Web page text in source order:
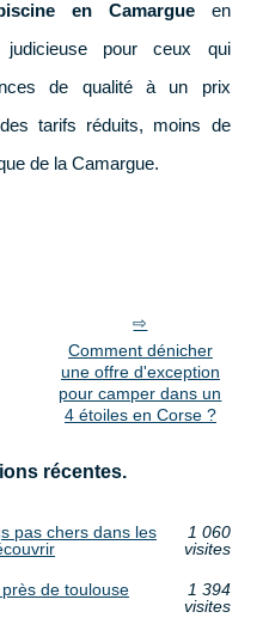
en Camargueen
pour ceux qui
de qualité à un prix
tarifs réduits, moins de
de la Camargue.
Comment dénicher
une offre d'exception
pour camper dans un
4 étoiles en Corse ?
récentes.
pas chers dans les
1 060
visites
de toulouse
1 394
visites